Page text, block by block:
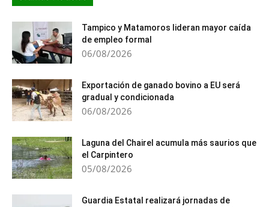
Tampico y Matamoros lideran mayor caída
de empleo formal
06/08/2026
Exportación de ganado bovino a EU será
gradual y condicionada
06/08/2026
Laguna del Chairel acumula más saurios que
el Carpintero
05/08/2026
Guardia Estatal realizará jornadas de